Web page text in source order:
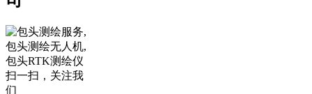
扫一扫，关注我
们